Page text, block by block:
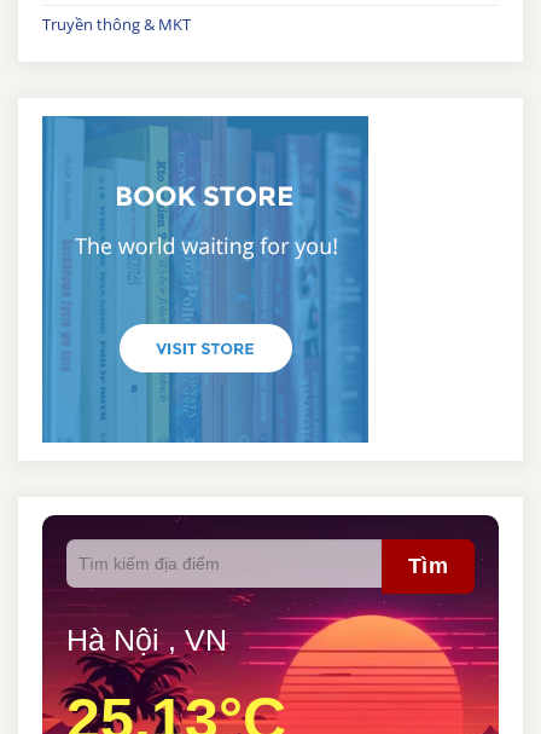
Truyền thông & MKT
Tìm
Hà Nội , VN
25.13°C